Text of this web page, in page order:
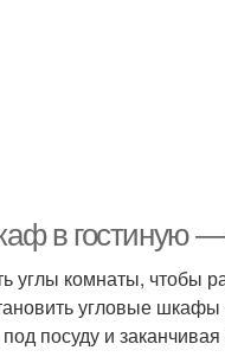
в гостиную
углы комнаты, чтобы
угловые
посуду и